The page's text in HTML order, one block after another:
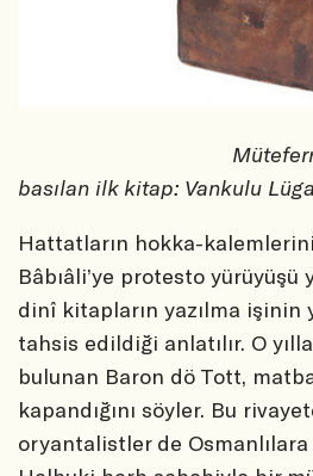
Müteferrika
basılan ilk kitap: Vankulu
Hattatların hokka-
Bâbıâli’ye protesto yürüyüşü
dinî kitapların yazılma
tahsis edildiği anlatılır. O
bulunan Baron dö Tott,
kapandığını söyler. Bu
oryantalistler de Osmanlılara